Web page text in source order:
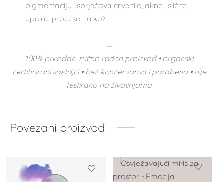
pigmentaciju i sprječava crvenilo, akne i slične
upalne procese na koži.
—
100% prirodan, ručno rađen proizvod • organski
certificirani sastojci • bez konzervansa i parabena • nije
testirano na životinjama
Povezani proizvodi